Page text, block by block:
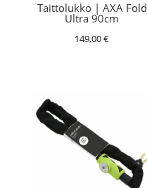
Taittolukko | AXA Fold
Ultra 90cm
149,00€